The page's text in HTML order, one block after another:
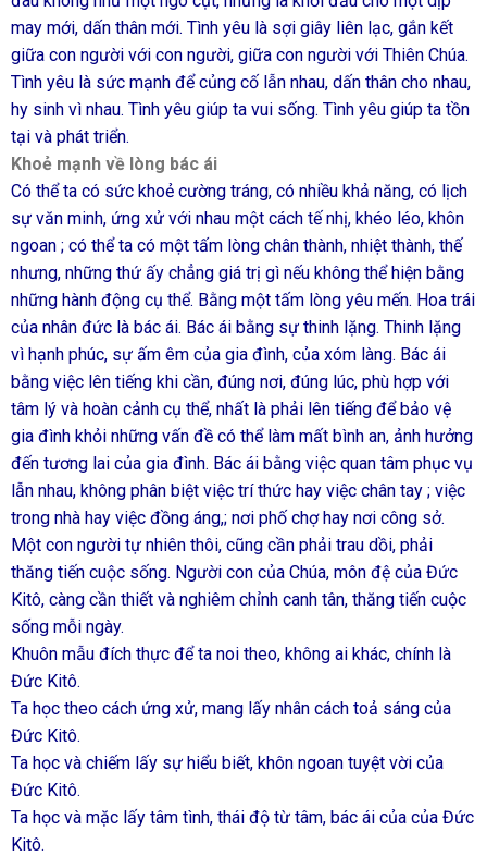
may mới, dấn thân mới. Tình yêu là sợi giây liên lạc, gắn kết
giữa con người với con người, giữa con người với Thiên Chúa.
Tình yêu là sức mạnh để củng cố lẫn nhau, dấn thân cho nhau,
hy sinh vì nhau. Tình yêu giúp ta vui sống. Tình yêu giúp ta tồn
tại và phát triển.
Khoẻ mạnh về lòng bác ái
Có thể ta có sức khoẻ cường tráng, có nhiều khả năng, có lịch
sự văn minh, ứng xử với nhau một cách tế nhị, khéo léo, khôn
ngoan ; có thể ta có một tấm lòng chân thành, nhiệt thành, thế
nhưng, những thứ ấy chẳng giá trị gì nếu không thể hiện bằng
những hành động cụ thể. Bằng một tấm lòng yêu mến. Hoa trái
của nhân đức là bác ái. Bác ái bằng sự thinh lặng. Thinh lặng
vì hạnh phúc, sự ấm êm của gia đình, của xóm làng. Bác ái
bằng việc lên tiếng khi cần, đúng nơi, đúng lúc, phù hợp với
tâm lý và hoàn cảnh cụ thể, nhất là phải lên tiếng để bảo vệ
gia đình khỏi những vấn đề có thể làm mất bình an, ảnh hưởng
đến tương lai của gia đình. Bác ái bằng việc quan tâm phục vụ
lẫn nhau, không phân biệt việc trí thức hay việc chân tay ; việc
trong nhà hay việc đồng áng,; nơi phố chợ hay nơi công sở.
Một con người tự nhiên thôi, cũng cần phải trau dồi, phải
thăng tiến cuộc sống. Người con của Chúa, môn đệ của Đức
Kitô, càng cần thiết và nghiêm chỉnh canh tân, thăng tiến cuộc
sống mỗi ngày.
Khuôn mẫu đích thực để ta noi theo, không ai khác, chính là
Đức Kitô.
Ta học theo cách ứng xử, mang lấy nhân cách toả sáng của
Đức Kitô.
Ta học và chiếm lấy sự hiểu biết, khôn ngoan tuyệt vời của
Đức Kitô.
Ta học và mặc lấy tâm tình, thái độ từ tâm, bác ái của của Đức
Kitô.